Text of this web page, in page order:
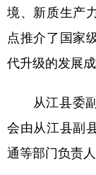
广东
新疆
多语种频道
境、新质生产
点推介了国家
代升级的发展
从江县委副
会由从江县副
通等部门负责